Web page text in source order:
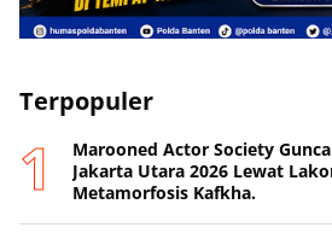
Terpopuler
Marooned Actor Society
Jakarta Utara 2026 Lewat
Metamorfosis Kafkha.